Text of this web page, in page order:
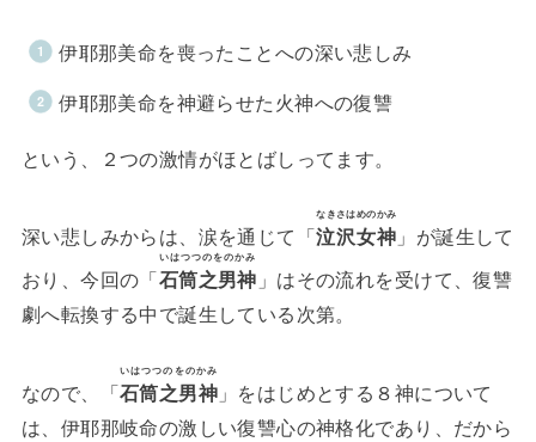
伊耶那美命を喪ったことへの深い悲しみ
伊耶那美命を神避らせた火神への復讐
という、２つの激情がほとばしってます。
深い悲しみからは、涙を通じて「泣沢女神
なきさはめのかみ
」が誕生して
おり、今回の「石筒之男神
いはつつのをのかみ
」はその流れを受けて、復讐
劇へ転換する中で誕生している次第。
なので、「石筒之男神
いはつつのをのかみ
」をはじめとする８神について
は、伊耶那岐命の激しい復讐心の神格化であり、だから